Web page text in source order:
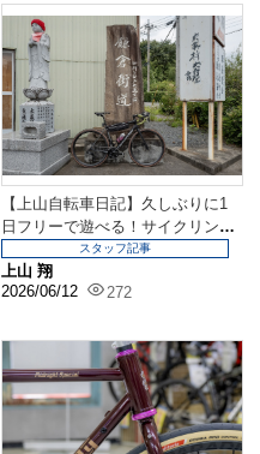
【上山自転車日記】久しぶりに1
日フリーで遊べる！サイクリング
行ってみよう！
上山 翔
2026/06/12
272
スタッフ記事